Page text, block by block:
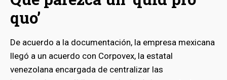
quo’
De acuerdo a la documentación, la empresa mexicana
llegó a un acuerdo con Corpovex, la estatal
venezolana encargada de centralizar las